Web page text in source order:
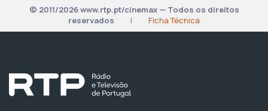
© 2011/2026 www.rtp.pt/cinemax — Todos os direitos
reservados
| Ficha Técnica